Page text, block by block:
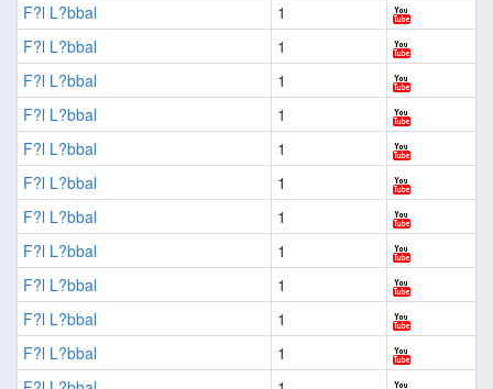
F?l L?bbal
1
F?l L?bbal
1
F?l L?bbal
1
F?l L?bbal
1
F?l L?bbal
1
F?l L?bbal
1
F?l L?bbal
1
F?l L?bbal
1
F?l L?bbal
1
F?l L?bbal
1
F?l L?bbal
1